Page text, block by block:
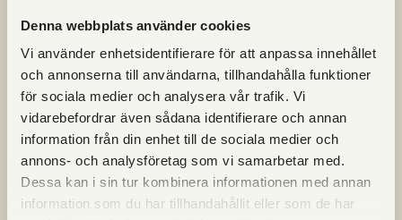
Denna webbplats använder cookies
Vi använder enhetsidentifierare för att anpassa innehållet
och annonserna till användarna, tillhandahålla funktioner
för sociala medier och analysera vår trafik. Vi
vidarebefordrar även sådana identifierare och annan
information från din enhet till de sociala medier och
annons- och analysföretag som vi samarbetar med.
Dessa kan i sin tur kombinera informationen med annan
information som du har tillhandahållit eller som de har
Hur betalar jag när jag handlar hos Utgårds?
Vad är lantvete?
Säljs Utgårds egna produkter någon annanstans?
Vilka dagar finns det nybakat i gårdsbutiken?